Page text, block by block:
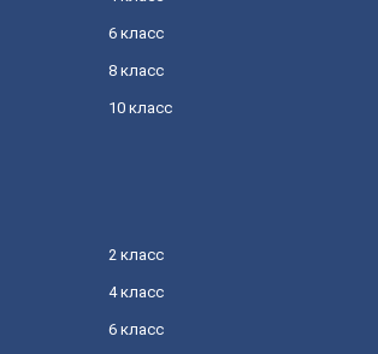
6 класс
8 класс
10 класс
2 класс
4 класс
6 класс